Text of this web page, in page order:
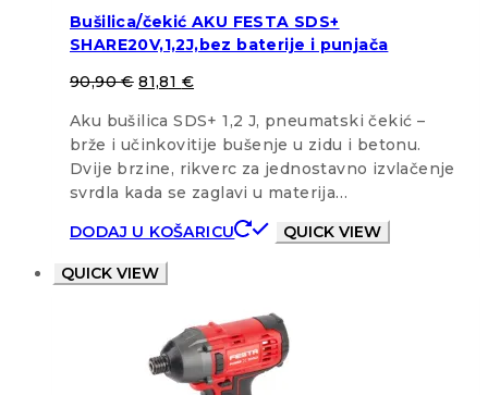
Bušilica/čekić AKU FESTA SDS+
SHARE20V,1,2J,bez baterije i punjača
90,90€ 81,81 €
Aku bušilica SDS+ 1,2 J, pneumatski čekić –
brže i učinkovitije bušenje u zidu i betonu.
Dvije brzine, rikverc za jednostavno izvlačenje
svrdla kada se zaglavi u materija…
DODAJ U KOŠARICU
QUICK VIEW
QUICK VIEW